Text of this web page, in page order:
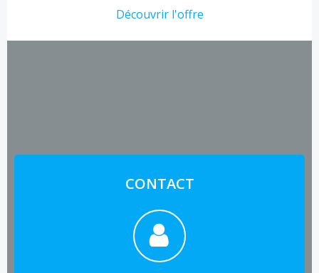
Découvrir l'offre
CONTACT